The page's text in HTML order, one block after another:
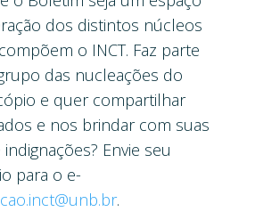
dos distintos núcleos
o INCT. Faz parte
das nucleações do
e quer compartilhar
e nos brindar com suas
Envie seu
para o e-
.